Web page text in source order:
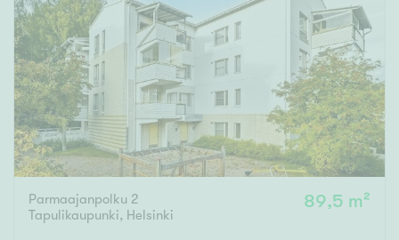
Parmaajanpolku 2
Tapulikaupunki, Helsinki
89,5 m²